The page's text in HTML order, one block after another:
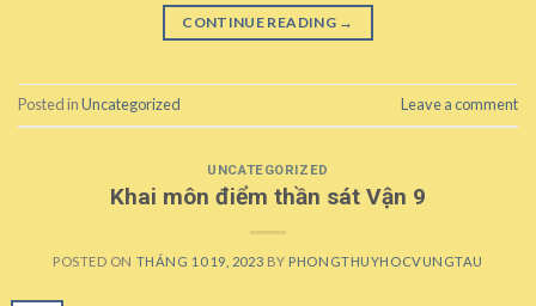
CONTINUE READING →
Posted inUncategorized Leave a comment
UNCATEGORIZED
Khai môn điểm thần sát Vận 9
POSTED ON THÁNG 10 19, 2023 BY PHONGTHUYHOCVUNGTAU